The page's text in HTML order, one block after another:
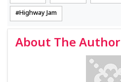
Highway Jam
About The Author